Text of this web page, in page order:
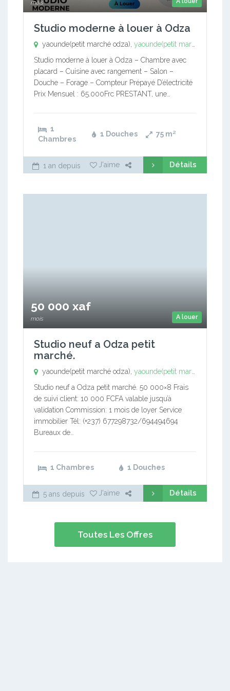
mois
Studio moderne à louer à Odza
yaounde(petit marché odza), yaounde(petit marché odza)
Studio moderne à louer à Odza – Chambre avec
placard – ⁠Cuisine avec rangement – ⁠Salon –
⁠Douche – ⁠Forage – ⁠Compteur Prépayé D’électricité
Prix Mensuel : 65.000Frc PRESTANT, une…
1
Chambres
1 Douches 75 m²
1 an depuis J'aime Détails
A louer
50 000 xaf
mois
Studio neuf a Odza petit
marché.
yaounde(petit marché odza), yaounde(petit marché odza)
Studio neuf a Odza petit marché. 50 000×8 Frais
de suivi client: 10 000 FCFA valable jusqu’à
validation Commission: 1 mois de loyer Service
immobilier Tél: (+237) 677298732/694494694
Bureaux de…
1 Chambres 1 Douches
5 ans depuis J'aime Détails
Toutes Les Offres